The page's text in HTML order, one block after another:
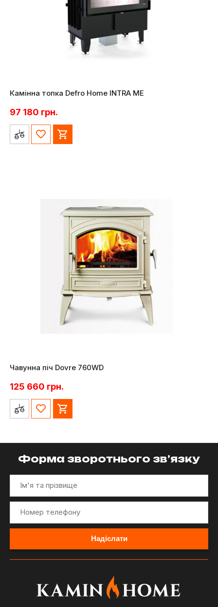
Камінна топка Defro Home INTRA ME
97 180 грн.
Чавунна піч Dovre 760WD
125 660 грн.
Форма зворотнього зв’язку